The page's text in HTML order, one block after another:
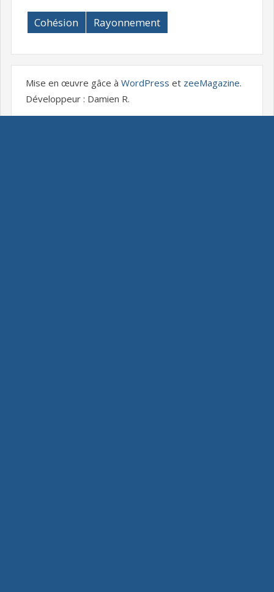
Cohésion Rayonnement
Mise en œuvre gâce à WordPress et zeeMagazine.
Développeur : Damien R.